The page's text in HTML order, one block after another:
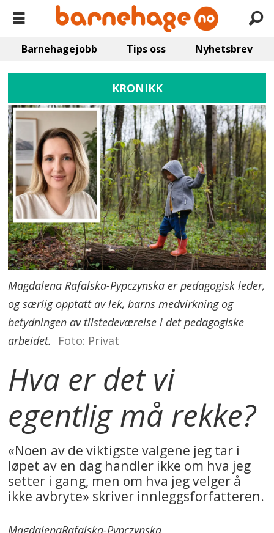
Barnehagejobb Tips oss Nyhetsbrev
KRONIKK
Magdalena Rafalska-Pypczynska er pedagogisk leder,
og særlig opptatt av lek, barns medvirkning og
betydningen av tilstedeværelse i det pedagogiske
arbeidet.
Foto: Privat
Hva er det vi
egentlig må rekke?
«Noen av de viktigste valgene jeg tar i
løpet av en dag handler ikke om hva jeg
setter i gang, men om hva jeg velger å
ikke avbryte» skriver innleggsforfatteren.